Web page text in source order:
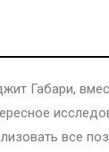
Габари,
все